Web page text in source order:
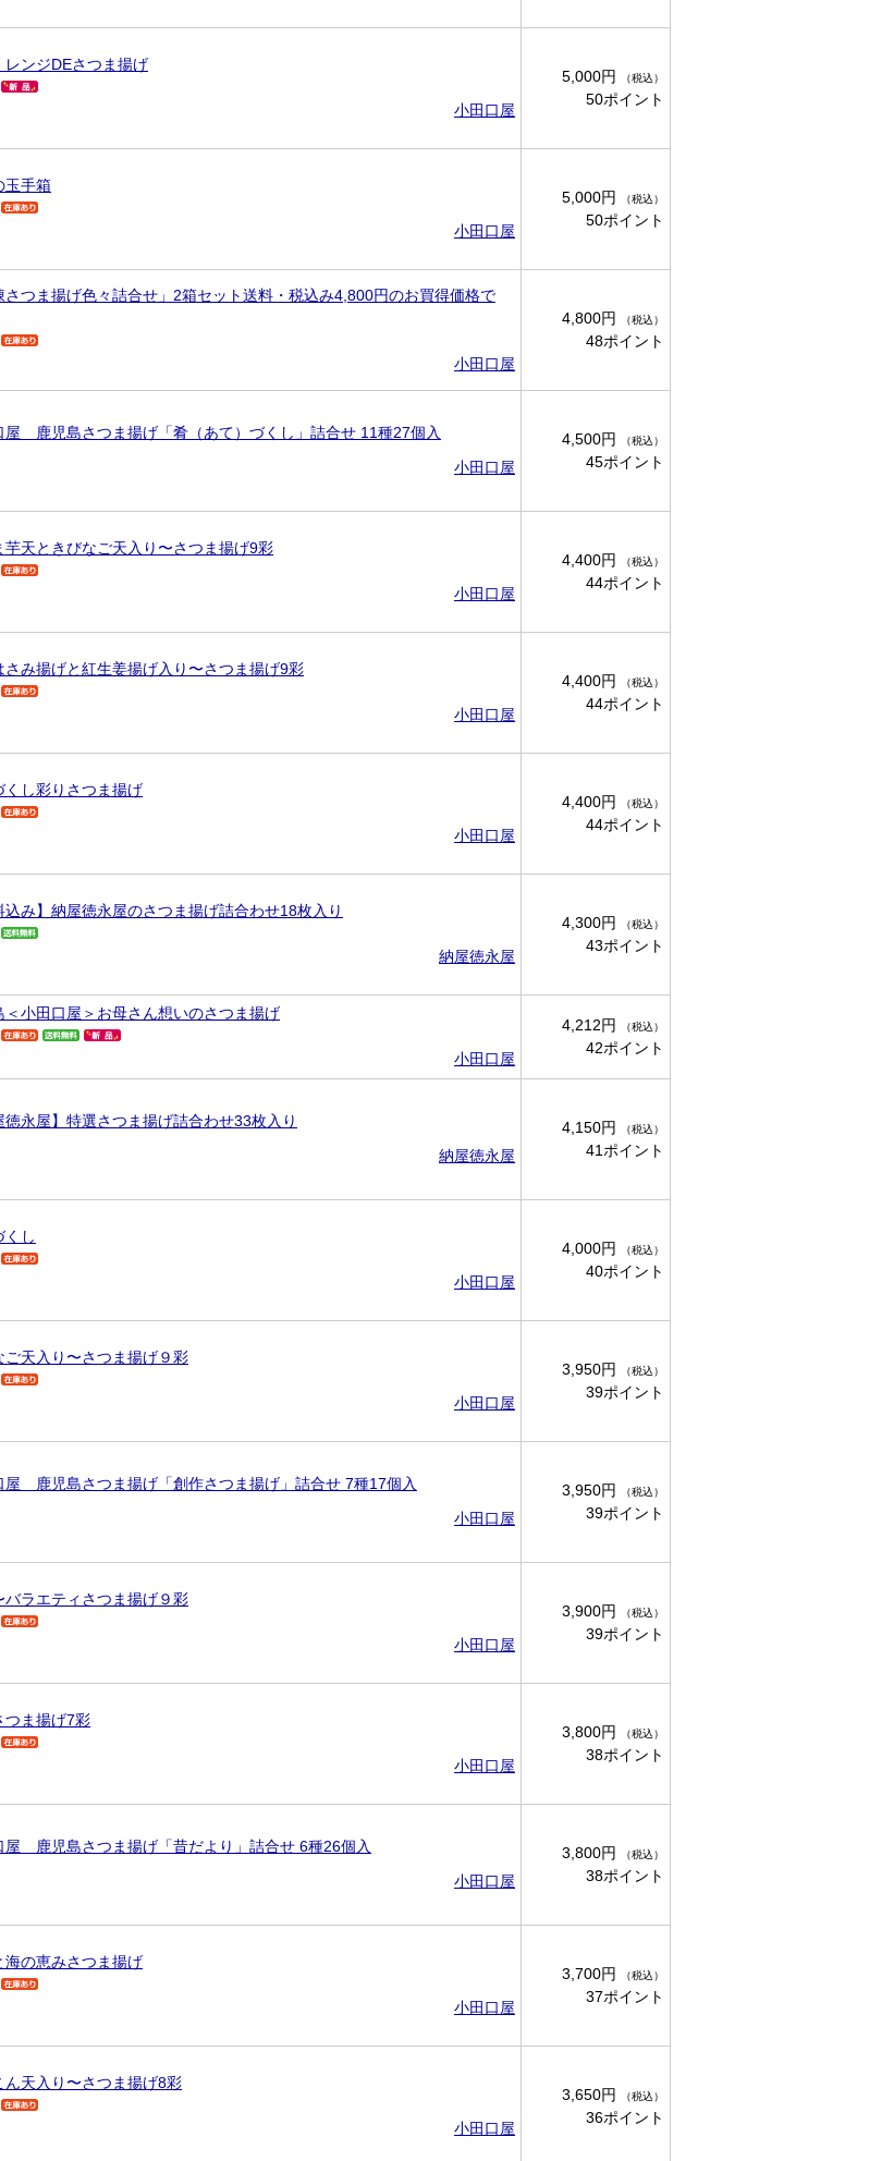
レンジDEさつま揚げ
小田口屋
5,000円 （税込）
50ポイント
玉手箱
小田口屋
5,000円 （税込）
50ポイント
さつま揚げ色々詰合せ」2箱セット送料・税込み4,800円のお買得価格で
小田口屋
4,800円 （税込）
48ポイント
屋 鹿児島さつま揚げ「肴（あて）づくし」詰合せ 11種27個入
小田口屋
4,500円 （税込）
45ポイント
芋天ときびなご天入り〜さつま揚げ9彩
小田口屋
4,400円 （税込）
44ポイント
さみ揚げと紅生姜揚げ入り〜さつま揚げ9彩
小田口屋
4,400円 （税込）
44ポイント
くし彩りさつま揚げ
小田口屋
4,400円 （税込）
44ポイント
込み】納屋徳永屋のさつま揚げ詰合わせ18枚入り
納屋徳永屋
4,300円 （税込）
43ポイント
＜小田口屋＞お母さん想いのさつま揚げ
小田口屋
4,212円 （税込）
42ポイント
徳永屋】特選さつま揚げ詰合わせ33枚入り
納屋徳永屋
4,150円 （税込）
41ポイント
くし
小田口屋
4,000円 （税込）
40ポイント
ご天入り〜さつま揚げ９彩
小田口屋
3,950円 （税込）
39ポイント
屋 鹿児島さつま揚げ「創作さつま揚げ」詰合せ 7種17個入
小田口屋
3,950円 （税込）
39ポイント
バラエティさつま揚げ９彩
小田口屋
3,900円 （税込）
39ポイント
つま揚げ7彩
小田口屋
3,800円 （税込）
38ポイント
屋 鹿児島さつま揚げ「昔だより」詰合せ 6種26個入
小田口屋
3,800円 （税込）
38ポイント
海の恵みさつま揚げ
小田口屋
3,700円 （税込）
37ポイント
ん天入り〜さつま揚げ8彩
小田口屋
3,650円 （税込）
36ポイント